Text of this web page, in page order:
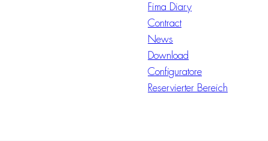
Fima Diary
Contract
News
Download
Configuratore
Reservierter Bereich